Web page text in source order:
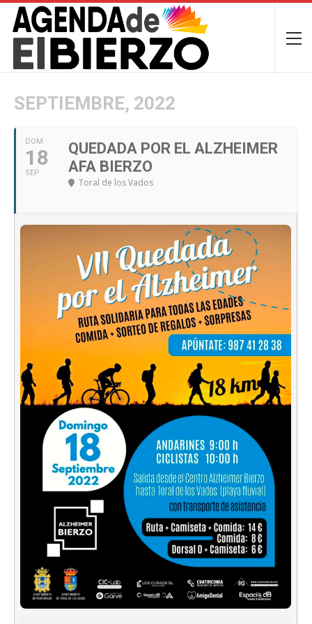
SEPTIEMBRE, 2022
DOM
18
SEP
QUEDADA POR EL ALZHEIMER
AFA BIERZO
Toral de los Vados